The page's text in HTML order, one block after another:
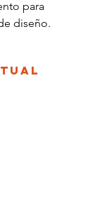
para
diseño.